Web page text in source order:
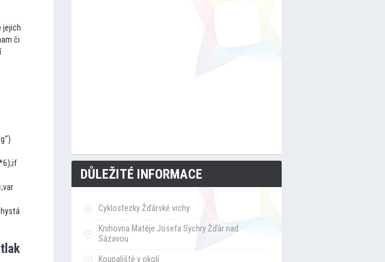
jejich
či
DŮLEŽITÉ INFORMACE
Cyklostezky Žďárské vrchy
Knihovna Matěje Josefa Sychry Žďár nad
Sázavou
Koupaliště v okolí